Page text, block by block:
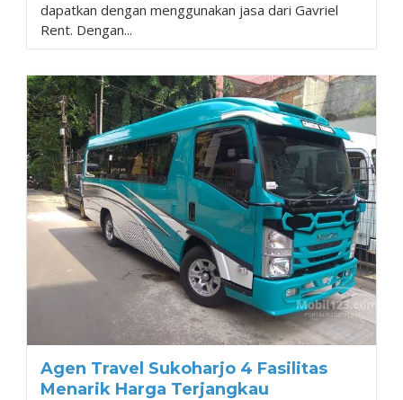
dapatkan dengan menggunakan jasa dari Gavriel
Rent. Dengan...
Agen Travel Sukoharjo 4 Fasilitas
Menarik Harga Terjangkau